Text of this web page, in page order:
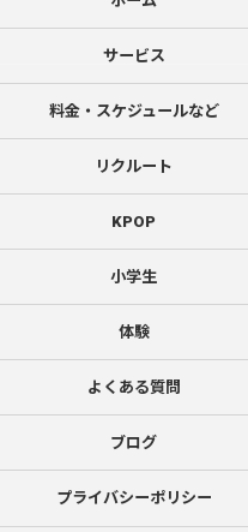
サービス
料金・スケジュールなど
リクルート
KPOP
小学生
体験
よくある質問
ブログ
プライバシーポリシー